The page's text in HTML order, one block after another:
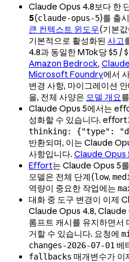
Claude Opus 4.8보다 한
5(claude-opus-5)를 출
큰 컨텍스트 윈도우(기본
기본적으로 활성화된 사고
4.8과 동일한 MTok당 $5 /
Amazon Bedrock,
Microsoft Foundry에서
변경 사항, 마이그레이션
을, 전체 사양은 모델 개요
Claude Opus 5에서는
성화할 수 있습니다. effort
thinking: {"type":
반환되며, 이는 Claude
사항입니다. Claude Opus
Effort는 Claude Opus 5
모델은 전체 단계(low,
역량이 중요한 작업에는
대화 중 도구 변경이 이제
Claude Opus 4.8, Claude
롬프트 캐시를 유지하면서
거할 수 있습니다. 요청에
changes-2026-07-01 베
fallbacks 매개변수가 이